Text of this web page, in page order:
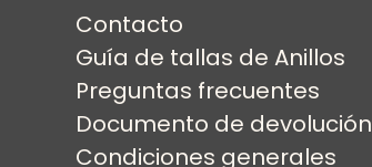
Contacto
Guía de tallas de Anillos
Preguntas frecuentes
Documento de devolución
Condiciones generales